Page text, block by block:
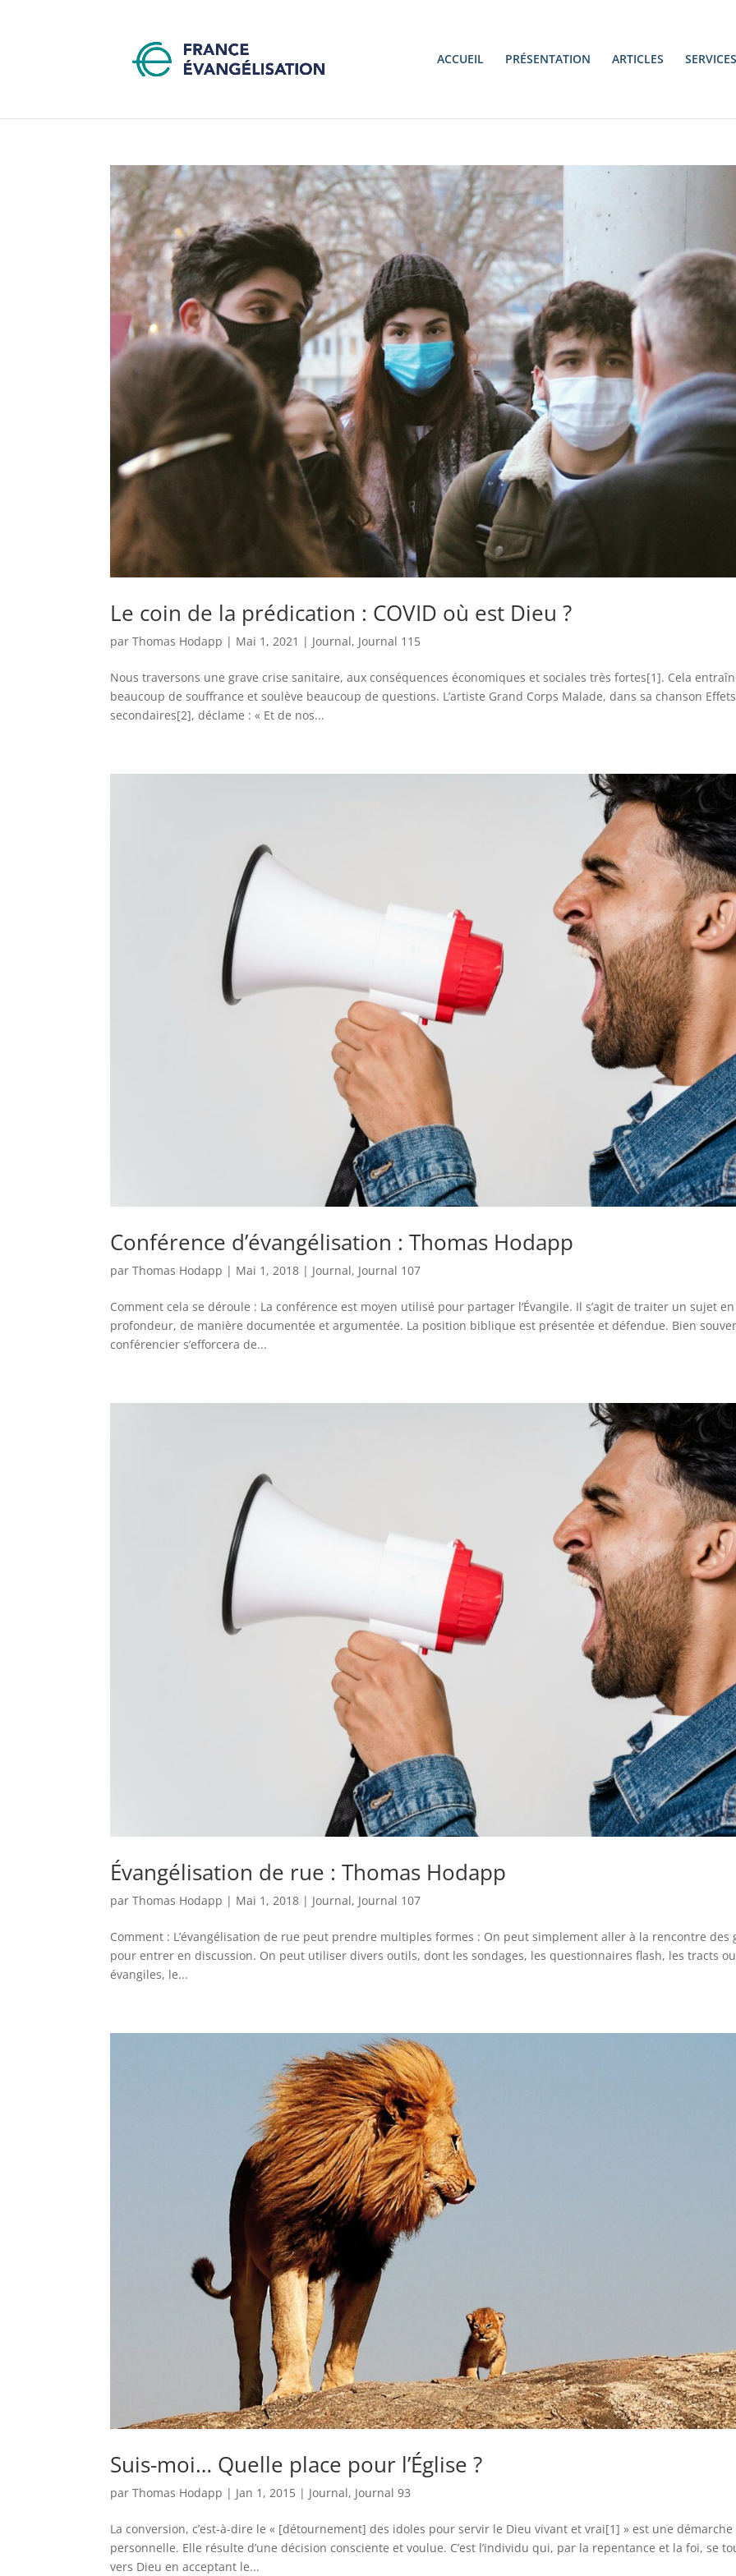
ACCUEIL PRÉSENTATION ARTICLES SERVICES
Le coin de la prédication : COVID où est Dieu ?
parThomas Hodapp | Mai 1, 2021 | Journal, Journal 115
Nous traversons une grave crise sanitaire, aux conséquences économiques et sociales très fortes[1]. Cela
beaucoup de souffrance et soulève beaucoup de questions. L’artiste Grand Corps Malade, dans sa chanson Effets
secondaires[2], déclame : « Et de nos...
Conférence d’évangélisation : Thomas Hodapp
parThomas Hodapp | Mai 1, 2018 | Journal, Journal 107
Comment cela se déroule : La conférence est moyen utilisé pour partager l’Évangile. Il s’agit de traiter un sujet en
profondeur, de manière documentée et argumentée. La position biblique est présentée et défendue. Bien
conférencier s’efforcera de...
Évangélisation de rue : Thomas Hodapp
parThomas Hodapp | Mai 1, 2018 | Journal, Journal 107
Comment : L’évangélisation de rue peut prendre multiples formes : On peut simplement aller à la rencontre des
pour entrer en discussion. On peut utiliser divers outils, dont les sondages, les questionnaires flash, les tracts
évangiles, le...
Suis-moi… Quelle place pour l’Église ?
parThomas Hodapp | Jan 1, 2015 | Journal, Journal 93
La conversion, c’est-à-dire le « [détournement] des idoles pour servir le Dieu vivant et vrai[1] » est une démarche
personnelle. Elle résulte d’une décision consciente et voulue. C’est l’individu qui, par la repentance et la foi, se
vers Dieu en acceptant le...